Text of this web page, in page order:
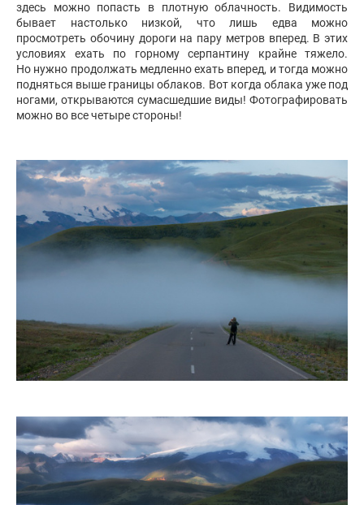
здесь можно попасть в плотную облачность. Видимость
бывает настолько низкой, что лишь едва можно
просмотреть обочину дороги на пару метров вперед. В этих
условиях ехать по горному серпантину крайне тяжело.
Но нужно продолжать медленно ехать вперед, и тогда можно
подняться выше границы облаков. Вот когда облака уже под
ногами, открываются сумасшедшие виды! Фотографировать
можно во все четыре стороны!